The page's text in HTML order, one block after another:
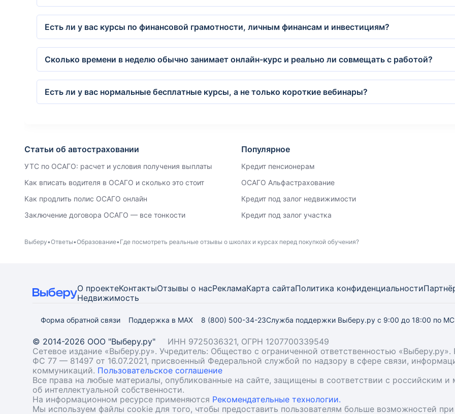
Есть ли у вас курсы по финансовой грамотности, личным финансам и инвестициям?
Сколько времени в неделю обычно занимает онлайн-курс и реально ли совмещать с работой?
Есть ли у вас нормальные бесплатные курсы, а не только короткие вебинары?
Статьи об автостраховании
УТС по ОСАГО: расчет и условия получения выплаты
Как вписать водителя в ОСАГО и сколько это стоит
Как продлить полис ОСАГО онлайн
Заключение договора ОСАГО — все тонкости
Популярное
Кредит пенсионерам
ОСАГО Альфастрахование
Кредит под залог недвижимости
Кредит под залог участка
Выберу Ответы Образование Где посмотреть реальные отзывы о школах и курсах перед покупкой обучения?
О проектеКонтактыОтзывы о насРекламаКарта сайтаПолитика конфиденциальности
Недвижимость
Форма обратной связи Поддержка в MAX 8 (800) 500-34-23Служба поддержки Выберу.ру с 9:00 до 18:00 по
© 2014-2026 ООО "Выберу.ру"
ИНН 9725036321, ОГРН 1207700339549
Сетевое издание «Выберу.ру». Учредитель: Общество с ограниченной ответственностью
ФС 77 — 81497 от 16.07.2021, присвоенный Федеральной службой по надзору в сфере связи,
коммуникаций. Пользовательское соглашение
Все права на любые материалы, опубликованные на сайте, защищены в соответствии с российским
об интеллектуальной собственности.
На информационном ресурсе применяются Рекомендательные технологии.
Мы используем файлы cookie для того, чтобы предоставить пользователям больше возможностей